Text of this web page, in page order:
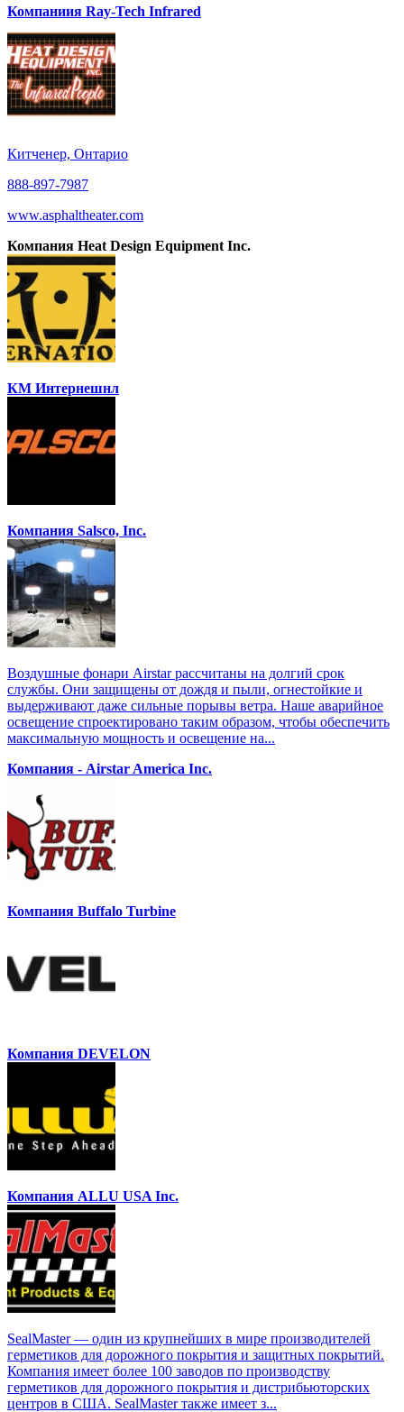
Компаниия Ray-Tech Infrared
Китченер, Онтарио
888-897-7987
www.asphaltheater.com
Компания Heat Design Equipment Inc.
КМ Интернешнл
Компания Salsco, Inc.
Воздушные фонари Airstar рассчитаны на долгий срок
службы. Они защищены от дождя и пыли, огнестойкие и
выдерживают даже сильные порывы ветра. Наше аварийное
освещение спроектировано таким образом, чтобы обеспечить
максимальную мощность и освещение на...
Компания - Airstar America Inc.
Компания Buffalo Turbine
Компания DEVELON
Компания ALLU USA Inc.
SealMaster — один из крупнейших в мире производителей
герметиков для дорожного покрытия и защитных покрытий.
Компания имеет более 100 заводов по производству
герметиков для дорожного покрытия и дистрибьюторских
центров в США. SealMaster также имеет з...